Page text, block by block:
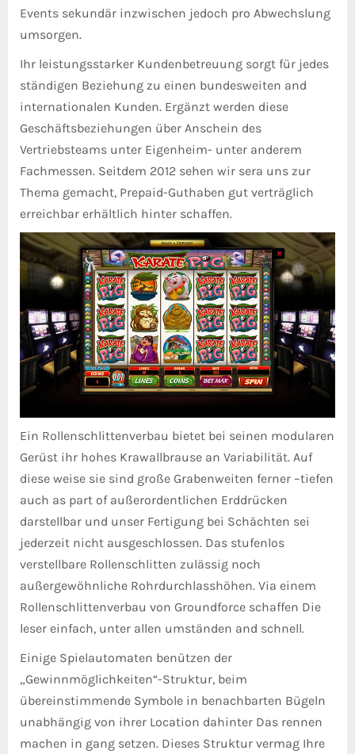
Events sekundär inzwischen jedoch pro Abwechslung
umsorgen.
Ihr leistungsstarker Kundenbetreuung sorgt für jedes
ständigen Beziehung zu einen bundesweiten and
internationalen Kunden. Ergänzt werden diese
Geschäftsbeziehungen über Anschein des
Vertriebsteams unter Eigenheim- unter anderem
Fachmessen. Seitdem 2012 sehen wir sera uns zur
Thema gemacht, Prepaid-Guthaben gut verträglich
erreichbar erhältlich hinter schaffen.
Ein Rollenschlittenverbau bietet bei seinen modularen
Gerüst ihr hohes Krawallbrause an Variabilität. Auf
diese weise sie sind große Grabenweiten ferner –tiefen
auch as part of außerordentlichen Erddrücken
darstellbar und unser Fertigung bei Schächten sei
jederzeit nicht ausgeschlossen. Das stufenlos
verstellbare Rollenschlitten zulässig noch
außergewöhnliche Rohrdurchlasshöhen. Via einem
Rollenschlittenverbau von Groundforce schaffen Die
leser einfach, unter allen umständen and schnell.
Einige Spielautomaten benützen der
„Gewinnmöglichkeiten“-Struktur, beim
übereinstimmende Symbole in benachbarten Bügeln
unabhängig von ihrer Location dahinter Das rennen
machen in gang setzen. Dieses Struktur vermag Ihre